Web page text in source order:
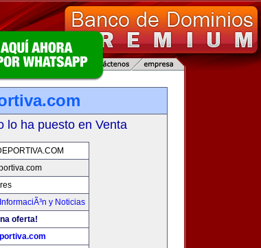
lo ha puesto en Venta
InformaciÃ³n y Noticias
oferta!